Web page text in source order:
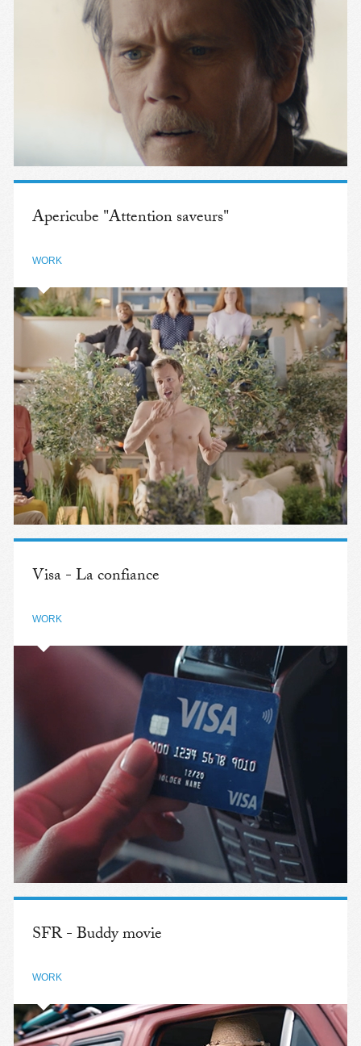
Apericube "Attention saveurs"
WORK
Visa - La confiance
WORK
SFR - Buddy movie
WORK